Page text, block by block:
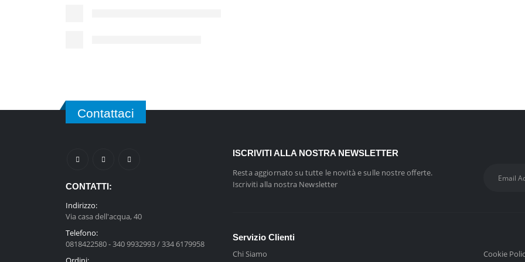
Contattaci
CONTATTI:
Indirizzo:
Via casa dell'acqua, 40
Telefono:
0818422580 - 340 9932993 / 334 6179958
ISCRIVITI ALLA NOSTRA NEWSLETTER
Resta aggiornato su tutte le novità e sulle nostre offerte.
Iscriviti alla nostra Newsletter
Servizio Clienti
Chi Siamo Cookie